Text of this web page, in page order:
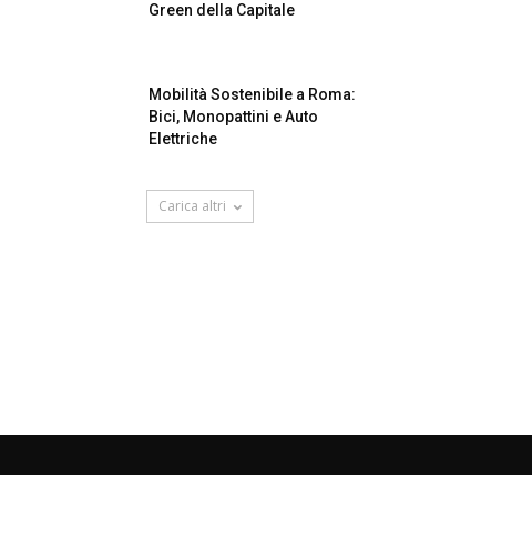
Green della Capitale
Mobilità Sostenibile a Roma:
Bici, Monopattini e Auto
Elettriche
Carica altri